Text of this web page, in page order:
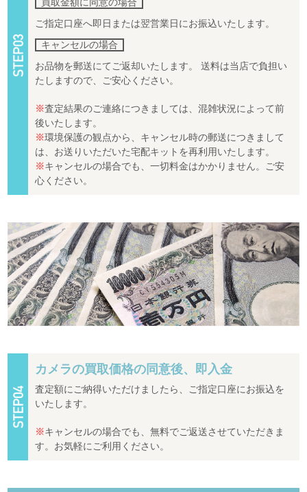
買取金額に同意の場合
ご指定口座へ即日または翌営業日にお振込いたします。
キャンセルの場合
お品物を郵送にてご返却いたします。 送料は当店で負担い
たしますので、ご安心ください。
※査定結果のご連絡につきましては、混雑状況によって前
後いたします。
※環境保護の観点から、キャンセル時の郵送につきまして
は、お送りいただいた宅配キットを再利用いたします。
※キャンセルの場合でも、一切料金はかかりません。ご安
心ください。
カメラの買取価格の同意後、即入金
査定額にご納得いただけましたら、ご指定口座にお振込を
いたします。
※キャンセルの場合でも、無料でご返送させていただきま
す。お気軽にご利用ください。